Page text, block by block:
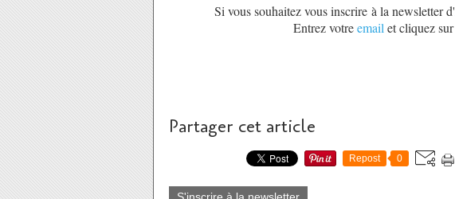
Si vous souhaitez vous inscrire à la newsletter d'
Entrez votreemail et cliquez sur
Partager cet article
Repost 0